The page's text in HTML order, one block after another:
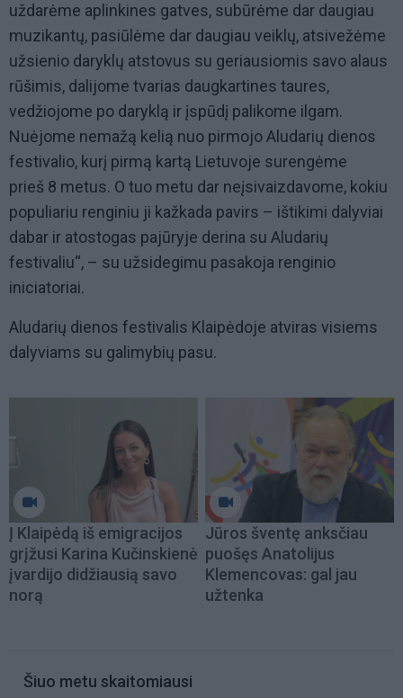
uždarėme aplinkines gatves, subūrėme dar daugiau
muzikantų, pasiūlėme dar daugiau veiklų, atsivežėme
užsienio daryklų atstovus su geriausiomis savo alaus
rūšimis, dalijome tvarias daugkartines taures,
vedžiojome po daryklą ir įspūdį palikome ilgam.
Nuėjome nemažą kelią nuo pirmojo Aludarių dienos
festivalio, kurį pirmą kartą Lietuvoje surengėme
prieš 8 metus. O tuo metu dar neįsivaizdavome, kokiu
populiariu renginiu ji kažkada pavirs – ištikimi dalyviai
dabar ir atostogas pajūryje derina su Aludarių
festivaliu“, – su užsidegimu pasakoja renginio
iniciatoriai.
Aludarių dienos festivalis Klaipėdoje atviras visiems
dalyviams su galimybių pasu.
Į Klaipėdą iš emigracijos
grįžusi Karina Kučinskienė
įvardijo didžiausią savo
norą
Jūros šventę anksčiau
puošęs Anatolijus
Klemencovas: gal jau
užtenka
Šiuo metu skaitomiausi